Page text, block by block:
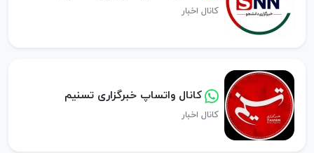
کانال اخبار
کانال واتساپ خبرگزاری تسنیم
کانال اخبار